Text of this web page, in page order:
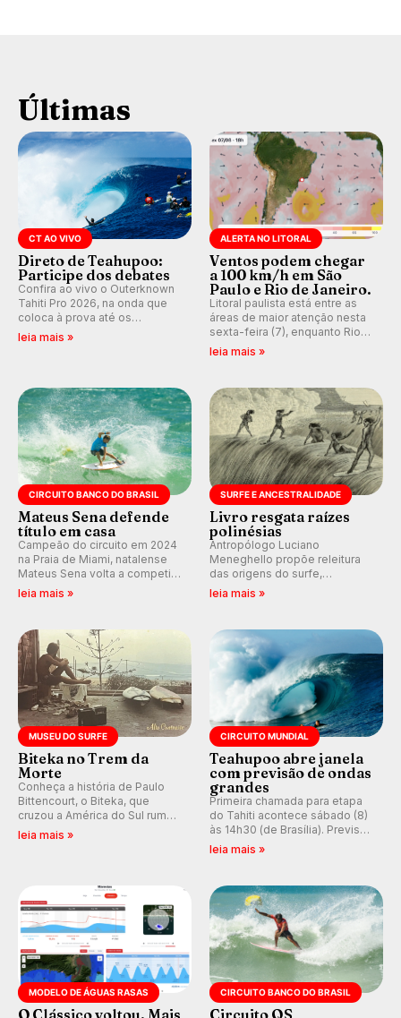
Últimas
CT AO VIVO
Direto de Teahupoo:
Participe dos debates
Confira ao vivo o Outerknown
Tahiti Pro 2026, na onda que
coloca à prova até os
melhores surfistas do mundo.
leia mais »
ALERTA NO LITORAL
Ventos podem chegar
a 100 km/h em São
Paulo e Rio de Janeiro.
Litoral paulista está entre as
áreas de maior atenção nesta
sexta-feira (7), enquanto Rio
de Janeiro também recebe
km/h em Itanhaém.
leia mais »
CIRCUITO BANCO DO BRASIL
Mateus Sena defende
título em casa
Campeão do circuito em 2024
na Praia de Miami, natalense
Mateus Sena volta a competir
em casa em busca de manter a
leia mais »
SURFE E ANCESTRALIDADE
Livro resgata raízes
polinésias
Antropólogo Luciano
Meneghello propõe releitura
das origens do surfe,
resgatando a cultura polinésia
prática em esporte e indústria.
leia mais »
MUSEU DO SURFE
Biteka no Trem da
Morte
Conheça a história de Paulo
Bittencourt, o Biteka, que
cruzou a América do Sul rumo
ao Pacífico em uma jornada
leia mais »
CIRCUITO MUNDIAL
Teahupoo abre janela
com previsão de ondas
grandes
Primeira chamada para etapa
do Tahiti acontece sábado (8)
às 14h30 (de Brasília). Previsão
indica swell consistente.
Kelly Slater convidado.
leia mais »
MODELO DE ÁGUAS RASAS CIRCUITO BANCO DO BRASIL